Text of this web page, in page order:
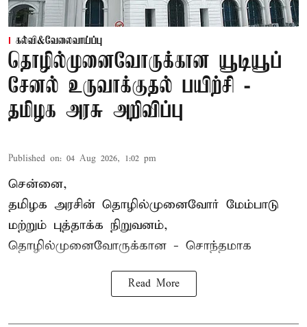
கல்வி&வேலைவாய்ப்பு
தொழில்முனைவோருக்கான யூடியூப்
சேனல் உருவாக்குதல் பயிற்சி -
தமிழக அரசு அறிவிப்பு
Published on: 04 Aug 2026, 1:02 pm
சென்னை,
தமிழக அரசின் தொழில்முனைவோர் மேம்பாடு
மற்றும் புத்தாக்க நிறுவனம்,
தொழில்முனைவோருக்கான - சொந்தமாக
Read More